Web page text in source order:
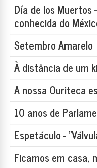
Día de los Muertos
conhecida do
Setembro Amarelo
À distância de um
A nossa Ouriteca
10 anos de
Espetáculo -
Ficamos em casa,